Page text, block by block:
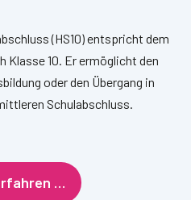
(HS10) entspricht dem
Klasse 10. Er ermöglicht den
oder den Übergang in
Schulabschluss.
…